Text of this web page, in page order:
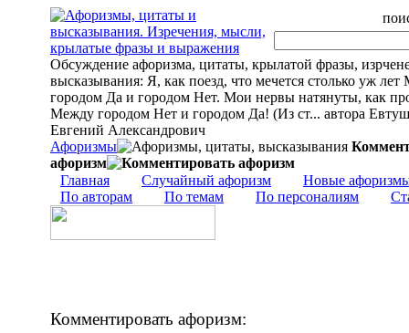
Обсуждение афоризма, цитаты, крылатой фразы,
высказывания: Я, как поезд, что мечется столько уж
городом Да и городом Нет. Мои нервы натянуты, как
Между городом Нет и городом Да! (Из ст... автора
Евгений Александрович
Афоризмы
афоризм
Главная
Случайный афоризм
Новые
По авторам
По темам По персоналиям
Комментировать афоризм: